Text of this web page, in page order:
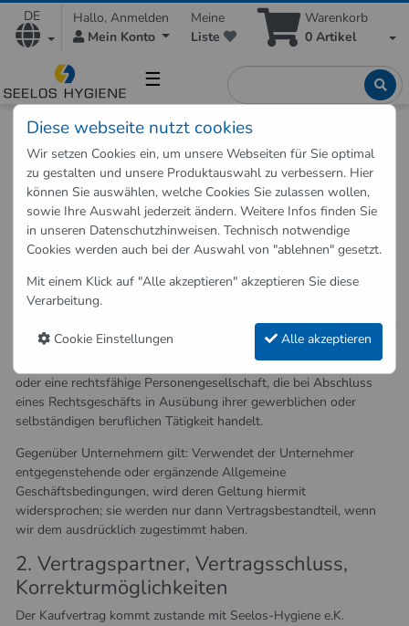
DE
Hallo, Anmelden
Mein Konto
Meine
Liste
Warenkorb
0Artikel
☰
Allgemeine Geschäftsbedingungen
Allgemeine Geschäftsbedingungen
Allgemeine Geschäftsbedingungen
1. Geltungsbereich
Für alle Bestellungen über unseren Online-Shop durch
Verbraucher und Unternehmer gelten die nachfolgenden AGB.
Verbraucher ist jede natürliche Person, die ein Rechtsgeschäft zu
Zwecken abschließt, die überwiegend weder ihrer gewerblichen
noch ihrer selbständigen beruflichen Tätigkeit zugerechnet werden
können. Unternehmer ist eine natürliche oder juristische Person
oder eine rechtsfähige Personengesellschaft, die bei Abschluss
eines Rechtsgeschäfts in Ausübung ihrer gewerblichen oder
selbständigen beruflichen Tätigkeit handelt.
Gegenüber Unternehmern gilt: Verwendet der Unternehmer
entgegenstehende oder ergänzende Allgemeine
Geschäftsbedingungen, wird deren Geltung hiermit
widersprochen; sie werden nur dann Vertragsbestandteil, wenn
wir dem ausdrücklich zugestimmt haben.
2. Vertragspartner, Vertragsschluss,
Korrekturmöglichkeiten
Der Kaufvertrag kommt zustande mit Seelos-Hygiene e.K.
Diese webseite nutzt cookies
Wir setzen Cookies ein, um unsere Webseiten für Sie optimal
zu gestalten und unsere Produktauswahl zu verbessern. Hier
können Sie auswählen, welche Cookies Sie zulassen wollen,
sowie Ihre Auswahl jederzeit ändern. Weitere Infos finden Sie
in unseren Datenschutzhinweisen. Technisch notwendige
Cookies werden auch bei der Auswahl von "ablehnen" gesetzt.
Mit einem Klick auf "Alle akzeptieren" akzeptieren Sie diese
Verarbeitung.
Cookie Einstellungen Alle akzeptieren